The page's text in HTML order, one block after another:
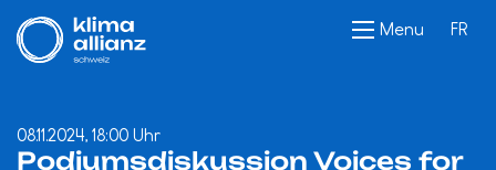
Menu FR
08.11.2024, 18:00 Uhr
Podiumsdiskussion Voices for